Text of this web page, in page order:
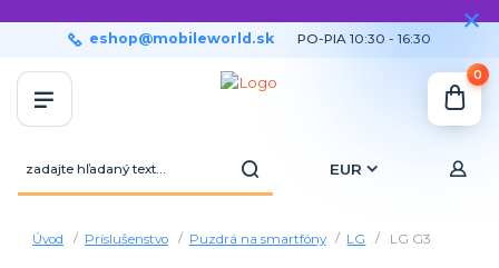
EUR
eshop@mobileworld.sk PO-PIA 10:30 - 16:30
0
Úvod Príslušenstvo Puzdrá na smartfóny LG LG G3